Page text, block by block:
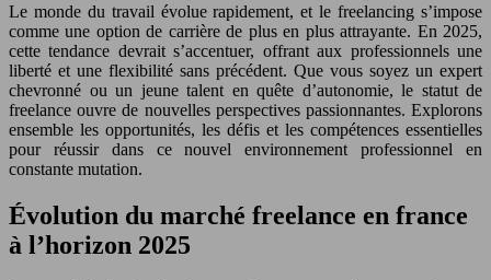
Le monde du travail évolue rapidement, et le freelancing s’impose
comme une option de carrière de plus en plus attrayante. En 2025,
cette tendance devrait s’accentuer, offrant aux professionnels une
liberté et une flexibilité sans précédent. Que vous soyez un expert
chevronné ou un jeune talent en quête d’autonomie, le statut de
freelance ouvre de nouvelles perspectives passionnantes. Explorons
ensemble les opportunités, les défis et les compétences essentielles
pour réussir dans ce nouvel environnement professionnel en
constante mutation.
Évolution du marché freelance en france
à l’horizon 2025